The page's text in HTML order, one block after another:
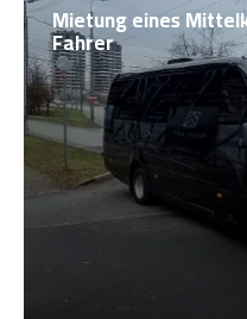
Mietung eines
Fahrer